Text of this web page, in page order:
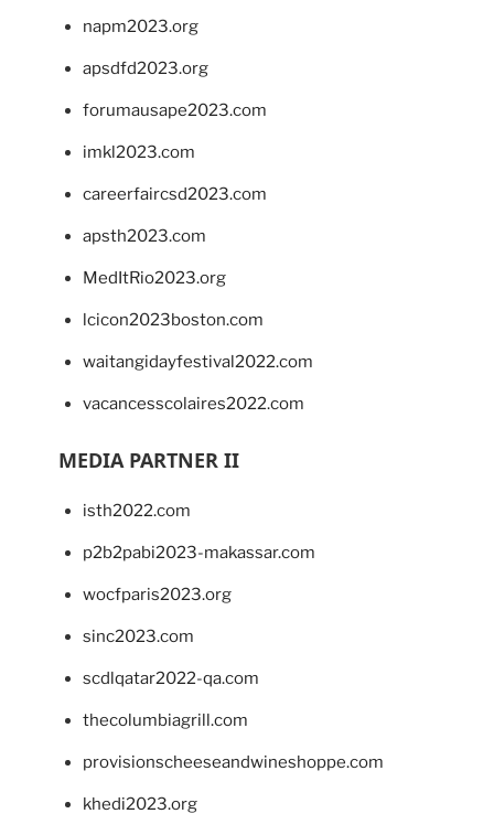
napm2023.org
apsdfd2023.org
forumausape2023.com
imkl2023.com
careerfaircsd2023.com
apsth2023.com
MedItRio2023.org
lcicon2023boston.com
waitangidayfestival2022.com
vacancesscolaires2022.com
MEDIA PARTNER II
isth2022.com
p2b2pabi2023-makassar.com
wocfparis2023.org
sinc2023.com
scdlqatar2022-qa.com
thecolumbiagrill.com
provisionscheeseandwineshoppe.com
khedi2023.org